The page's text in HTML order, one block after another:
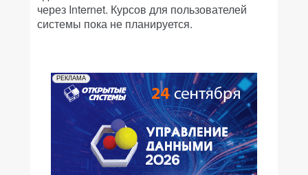
через Internet. Курсов для пользователей
системы пока не планируется.
РЕКЛАМА